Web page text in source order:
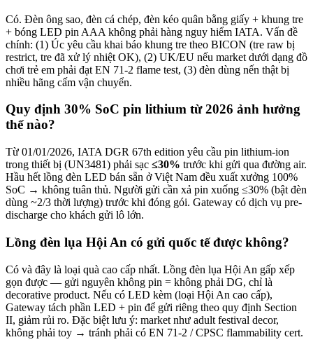
Có. Đèn ông sao, đèn cá chép, đèn kéo quân bằng giấy + khung tre
+ bóng LED pin AAA không phải hàng nguy hiểm IATA. Vấn đề
chính: (1) Úc yêu cầu khai báo khung tre theo BICON (tre raw bị
restrict, tre đã xử lý nhiệt OK), (2) UK/EU nếu market dưới dạng đồ
chơi trẻ em phải đạt EN 71-2 flame test, (3) đèn dùng nến thật bị
nhiều hãng cấm vận chuyển.
Quy định 30% SoC pin lithium từ 2026 ảnh hưởng
thế nào?
Từ 01/01/2026, IATA DGR 67th edition yêu cầu pin lithium-ion
trong thiết bị (UN3481) phải sạc ≤30% trước khi gửi qua đường air.
Hầu hết lồng đèn LED bán sẵn ở Việt Nam đều xuất xưởng 100%
SoC → không tuân thủ. Người gửi cần xả pin xuống ≤30% (bật đèn
dùng ~2/3 thời lượng) trước khi đóng gói. Gateway có dịch vụ pre-
discharge cho khách gửi lô lớn.
Lồng đèn lụa Hội An có gửi quốc tế được không?
Có và đây là loại quà cao cấp nhất. Lồng đèn lụa Hội An gấp xếp
gọn được — gửi nguyên không pin = không phải DG, chỉ là
decorative product. Nếu có LED kèm (loại Hội An cao cấp),
Gateway tách phần LED + pin để gửi riêng theo quy định Section
II, giảm rủi ro. Đặc biệt lưu ý: market như adult festival decor,
không phải toy → tránh phải có EN 71-2 / CPSC flammability cert.